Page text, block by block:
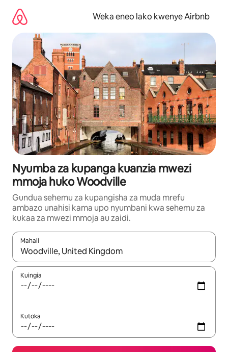
kwenda
kwenye
maudhui
Weka eneo lako kwenye Airbnb
Nyumba za kupanga kuanzia mwezi
mmoja huko Woodville
Gundua sehemu za kupangisha za muda mrefu
ambazo unahisi kama upo nyumbani kwa sehemu za
kukaa za mwezi mmoja au zaidi.
Mahali
Wakati matokeo yanapatikana, vinjari kwa kutumia vitufe vya
Kuingia
Kutoka